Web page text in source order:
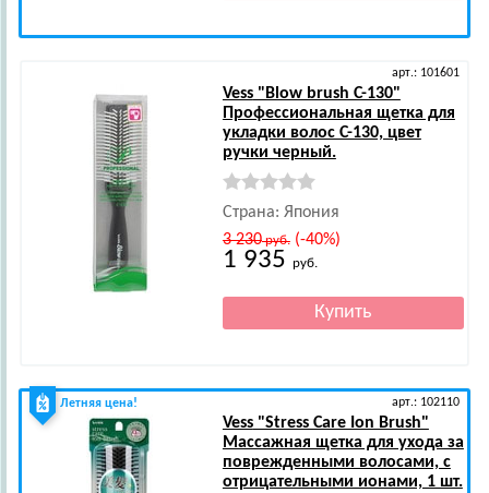
арт.: 101601
Vess"Blow brush C-130"
Профессиональная щетка для
укладки волос C-130, цвет
ручки черный.
Страна: Япония
3 230руб.(-40%)
1 935 руб.
Летняя цена! арт.: 102110
Vess"Stress Care Ion Brush"
Массажная щетка для ухода за
поврежденными волосами, с
отрицательными ионами, 1 шт.